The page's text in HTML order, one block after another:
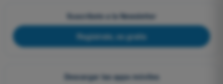
Suscríbete a la Newsletter
Regístrate, es gratis
Descargar las apps móviles